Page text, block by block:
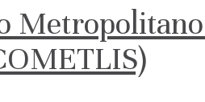
NHRI
Metropolitano